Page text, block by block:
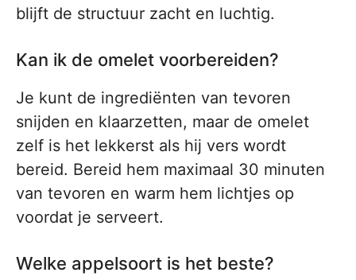
blijft de structuur zacht en luchtig.
Kan ik de omelet voorbereiden?
Je kunt de ingrediënten van tevoren
snijden en klaarzetten, maar de omelet
zelf is het lekkerst als hij vers wordt
bereid. Bereid hem maximaal 30 minuten
van tevoren en warm hem lichtjes op
voordat je serveert.
Welke appelsoort is het beste?